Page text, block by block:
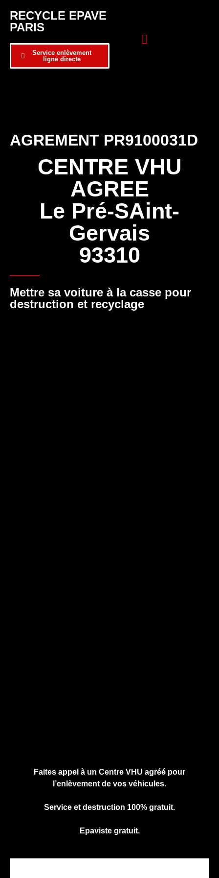
RECYCLE EPAVE
PARIS
Service enlèvement
ligne directe
AGREMENT PR9100031D
CENTRE VHU
AGREE
Le Pré-SAint-
Gervais
93310
Mettre sa voiture à la casse pour
destruction et recyclage
Faites appel à un Centre VHU agréé pour
l’enlèvement de vos véhicules.
Service et destruction 100% gratuit.
Epaviste gratuit.